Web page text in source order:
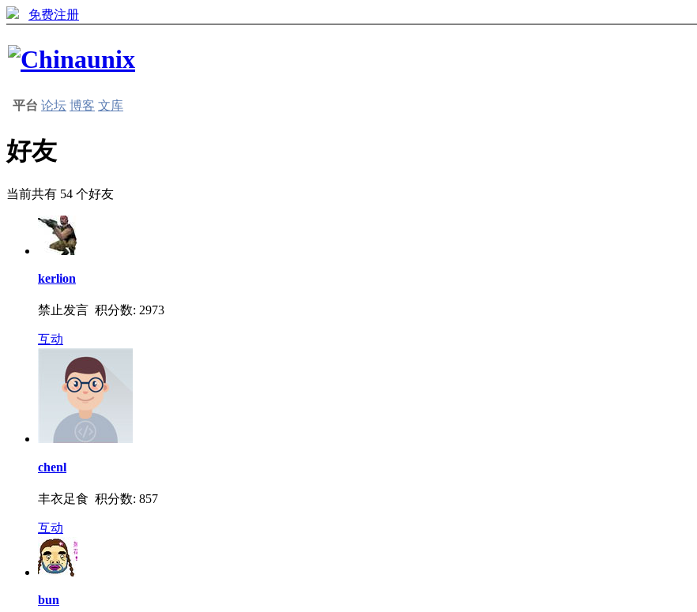
免费注册
平台 论坛 博客 文库
好友
当前共有 54 个好友
kerlion
禁止发言 积分数: 2973
互动
chenl
丰衣足食 积分数: 857
互动
bun